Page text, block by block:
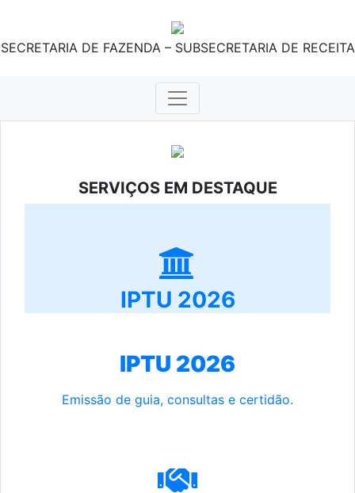
SECRETARIA DE FAZENDA – SUBSECRETARIA DE RECEITA
SERVIÇOS EM DESTAQUE
IPTU 2026
IPTU 2026
Emissão de guia, consultas e certidão.